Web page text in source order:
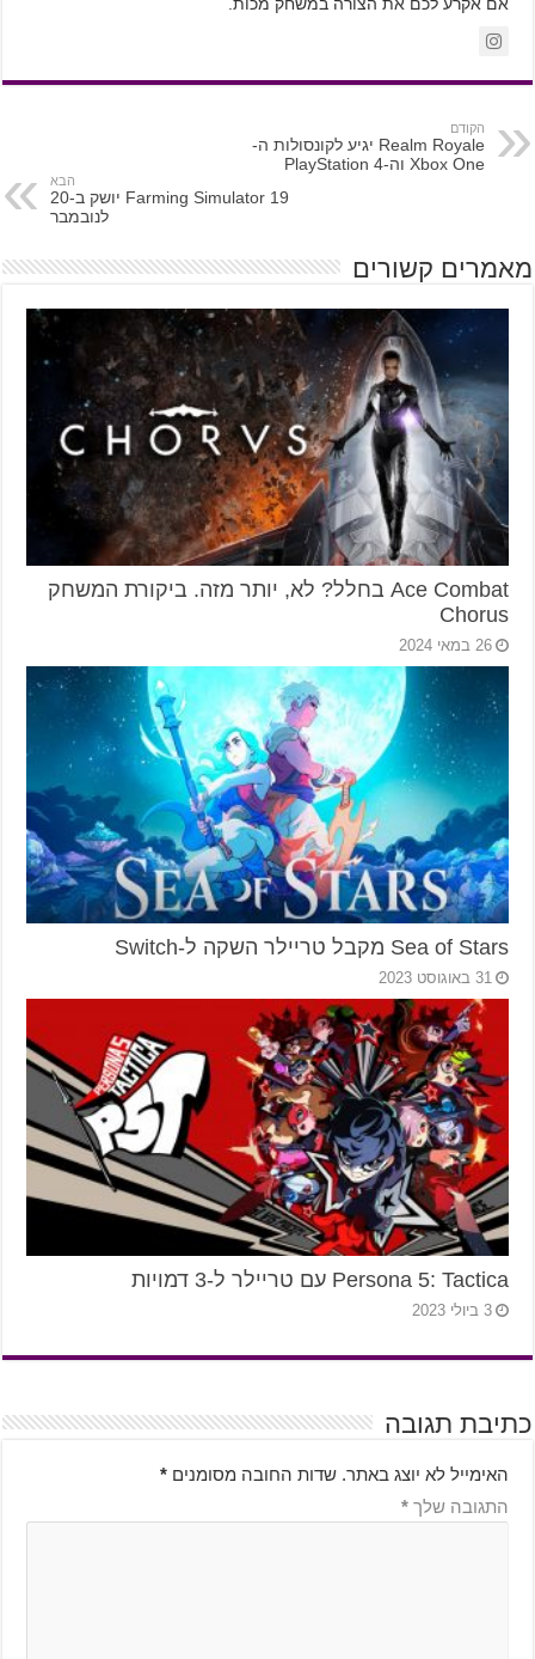
אם אקרע לכם את הצורה במשחק מכות.
הקודם
Realm Royale יגיע לקונסולות ה-
Xbox One וה-PlayStation 4
הבא
Farming Simulator 19 יושק ב-20
לנובמבר
מאמרים קשורים
Ace Combat בחלל? לא, יותר מזה. ביקורת המשחק
Chorus
26 במאי 2024
Sea of Stars מקבל טריילר השקה ל-Switch
31 באוגוסט 2023
Persona 5: Tactica עם טריילר ל-3 דמויות
3 ביולי 2023
כתיבת תגובה
האימייל לא יוצג באתר. שדות החובה מסומנים *
התגובה שלך *